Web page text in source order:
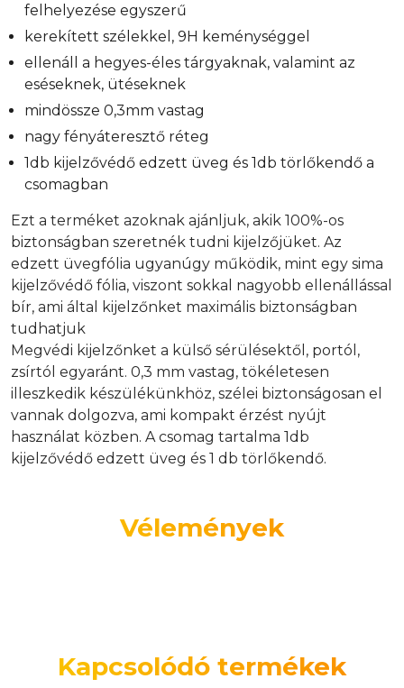
felhelyezése egyszerű
kerekített szélekkel, 9H keménységgel
ellenáll a hegyes-éles tárgyaknak, valamint az
eséseknek, ütéseknek
mindössze 0,3mm vastag
nagy fényáteresztő réteg
1db kijelzővédő edzett üveg és 1db törlőkendő a
csomagban
Ezt a terméket azoknak ajánljuk, akik 100%-os
biztonságban szeretnék tudni kijelzőjüket. Az
edzett üvegfólia ugyanúgy működik, mint egy sima
kijelzővédő fólia, viszont sokkal nagyobb ellenállással
bír, ami által kijelzőnket maximális biztonságban
tudhatjuk
Megvédi kijelzőnket a külső sérülésektől, portól,
zsírtól egyaránt. 0,3 mm vastag, tökéletesen
illeszkedik készülékünkhöz, szélei biztonságosan el
vannak dolgozva, ami kompakt érzést nyújt
használat közben. A csomag tartalma 1db
kijelzővédő edzett üveg és 1 db törlőkendő.
Vélemények
Kapcsolódó termékek